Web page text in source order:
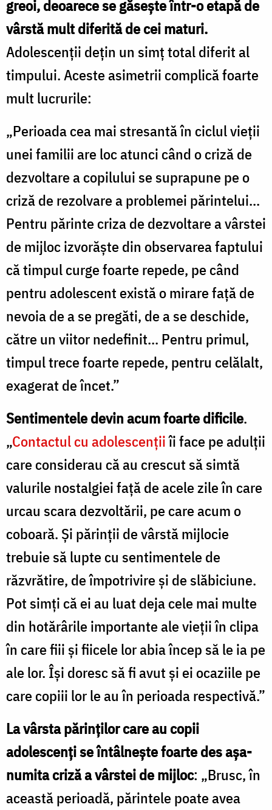
greoi, deoarece se găseşte într-o etapă de
vârstă mult diferită de cei maturi.
Adolescenţii deţin un simţ total diferit al
timpului. Aceste asimetrii complică foarte
mult lucrurile:
„Perioada cea mai stresantă în ciclul vieţii
unei familii are loc atunci când o criză de
dezvoltare a copilului se suprapune pe o
criză de rezolvare a problemei părintelui...
Pentru părinte criza de dezvoltare a vârstei
de mijloc izvorăşte din observarea faptului
că timpul curge foarte repede, pe când
pentru adolescent există o mirare faţă de
nevoia de a se pregăti, de a se deschide,
către un viitor nedefinit... Pentru primul,
timpul trece foarte repede, pentru celălalt,
exagerat de încet.”
Sentimentele devin acum foarte dificile.
„Contactul cu adolescenţiiîi face pe adulţii
care considerau că au crescut să simtă
valurile nostalgiei faţă de acele zile în care
urcau scara dezvoltării, pe care acum o
coboară. Şi părinţii de vârstă mijlocie
trebuie să lupte cu sentimentele de
răzvrătire, de împotrivire şi de slăbiciune.
Pot simţi că ei au luat deja cele mai multe
din hotărârile importante ale vieţii în clipa
în care fiii şi fiicele lor abia încep să le ia pe
ale lor. Îşi doresc să fi avut şi ei ocaziile pe
care copiii lor le au în perioada respectivă.”
La vârsta părinţilor care au copii
adolescenţi se întâlneşte foarte des aşa-
numita criză a vârstei de mijloc: „Brusc, în
această perioadă, părintele poate avea